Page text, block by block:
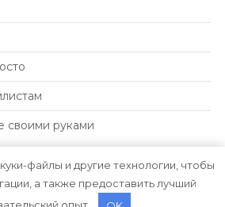
своими руками
файлы и другие технологии, чтобы
а также предоставить лучший